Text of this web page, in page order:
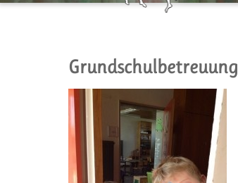
Grundschulbetreuung